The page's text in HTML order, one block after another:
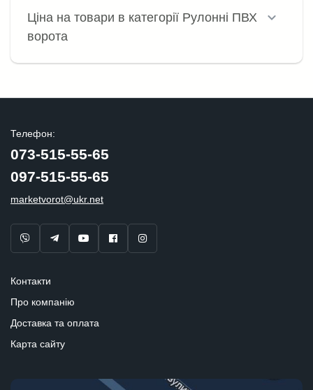
Ціна на товари в категорії Рулонні ПВХ
ворота
Телефон:
073-515-55-65
097-515-55-65
marketvorot@ukr.net
Контакти
Про компанію
Доставка та оплата
Карта сайту